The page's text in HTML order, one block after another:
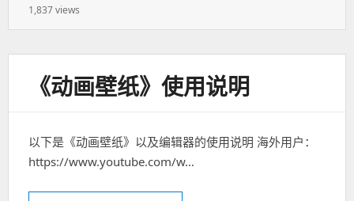
于：
1,837 views
《动画壁纸》使用说明
以下是《动画壁纸》以及编辑器的使用说明 海外用户：
https://www.youtube.com/w…